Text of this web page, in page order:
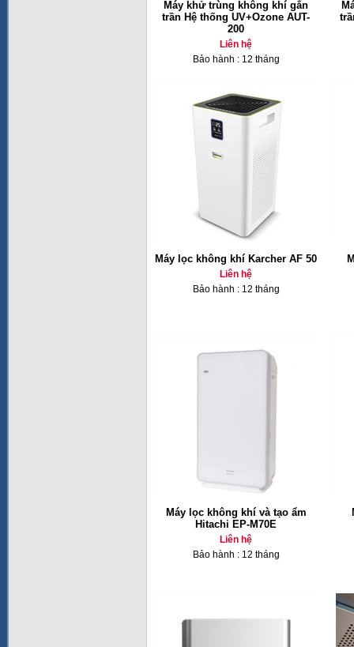
Máy khử trùng không khí gắn
trần Hệ thống UV+Ozone AUT-
200
Liên hệ
Bảo hành : 12 tháng
Máy lọc không khí Karcher AF 50
Liên hệ
Bảo hành : 12 tháng
Máy lọc không khí và tạo ẩm
Hitachi EP-M70E
Liên hệ
Bảo hành : 12 tháng